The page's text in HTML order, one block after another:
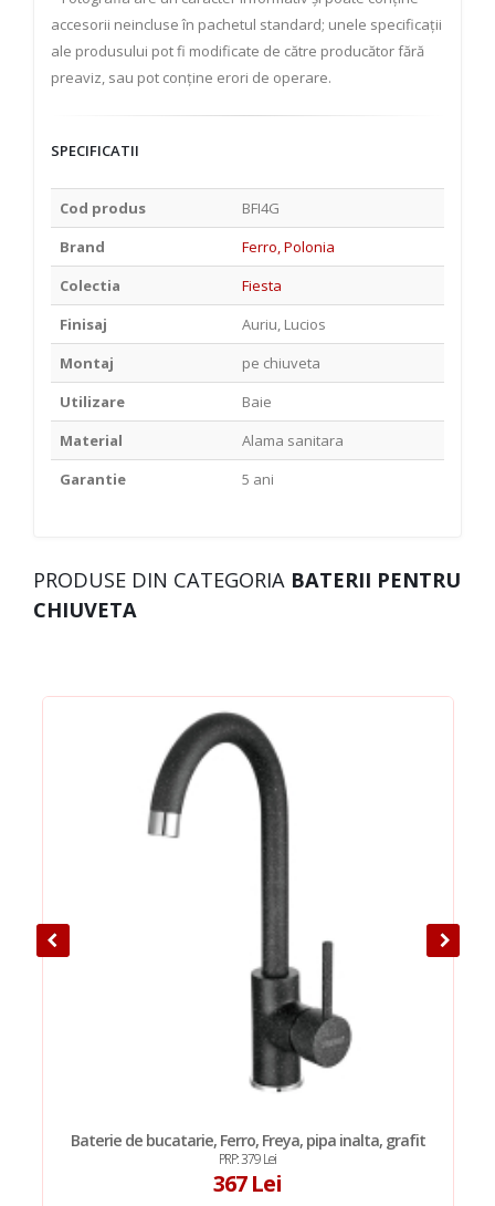
accesorii neincluse în pachetul standard; unele specificații
ale produsului pot fi modificate de către producător fără
preaviz, sau pot conține erori de operare.
SPECIFICATII
Cod produs
BFI4G
Brand
Ferro, Polonia
Colectia
Fiesta
Finisaj
Auriu, Lucios
Montaj
pe chiuveta
Utilizare
Baie
Material
Alama sanitara
Garantie
5 ani
PRODUSE DIN CATEGORIA BATERII PENTRU
CHIUVETA
Baterie de bucatarie, Ferro, Freya, pipa inalta, grafit
PRP: 379 Lei
367 Lei